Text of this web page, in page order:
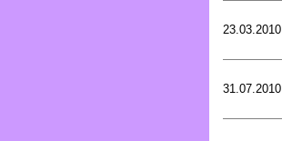
23.03.2010
31.07.2010